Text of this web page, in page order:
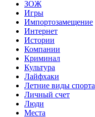
ЗОЖ
Игры
Импортозамещение
Интернет
Истории
Компании
Криминал
Культура
Лайфхаки
Летние виды спорта
Личный счет
Люди
Места